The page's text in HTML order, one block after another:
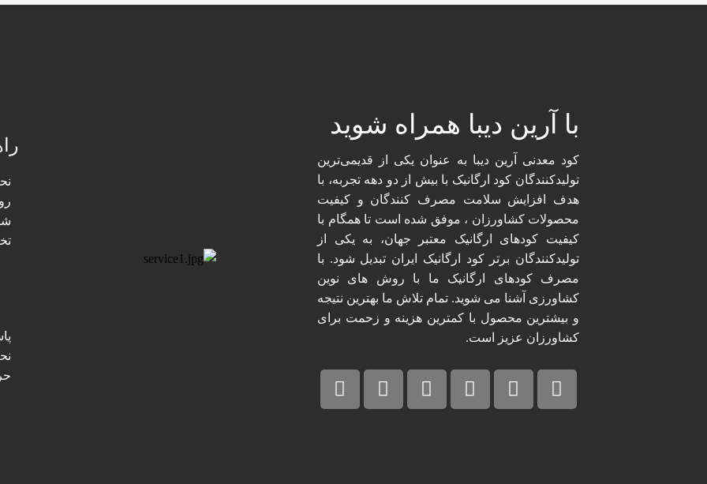
با آرین دیبا همراه شوید​
کود معدنی آرین دیبا به عنوان یکی از قدیمی‌ترین
تولیدکنندگان کود ارگانیک با بیش از دو دهه تجربه، با
هدف افزایش سلامت مصرف کنندگان و کیفیت
محصولات کشاورزان ، موفق شده است تا همگام با
کیفیت کودهای ارگانیک معتبر جهان، به یکی از
تولیدکنندگان برتر کود ارگانیک ایران تبدیل شود. با
مصرف کودهای ارگانیک ما با روش های نوین
کشاورزی آشنا می شوید. تمام تلاش ما بهترین نتیجه
و بیشترین محصول با کمترین هزینه و زحمت برای
کشاورزان عزیز است.​